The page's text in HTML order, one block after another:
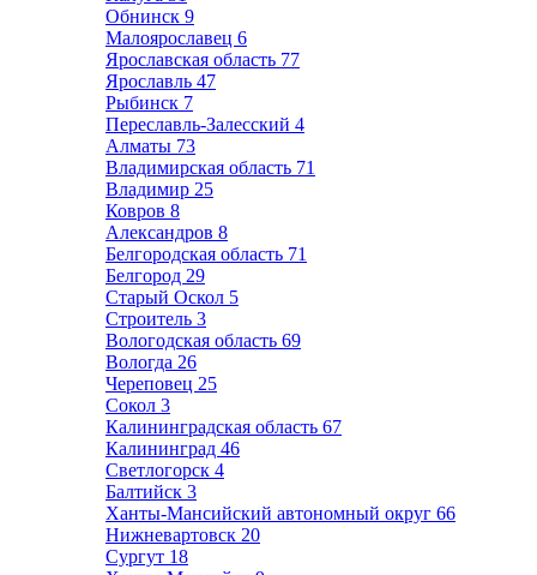
Обнинск 9
Малоярославец 6
Ярославская область 77
Ярославль 47
Рыбинск 7
Переславль-Залесский 4
Алматы 73
Владимирская область 71
Владимир 25
Ковров 8
Александров 8
Белгородская область 71
Белгород 29
Старый Оскол 5
Строитель 3
Вологодская область 69
Вологда 26
Череповец 25
Сокол 3
Калининградская область 67
Калининград 46
Светлогорск 4
Балтийск 3
Ханты-Мансийский автономный округ 66
Нижневартовск 20
Сургут 18